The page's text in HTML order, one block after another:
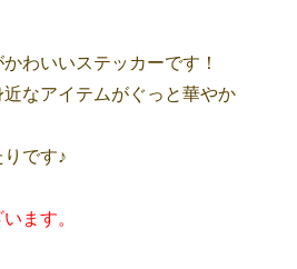
わいいステッカーです！
なアイテムがぐっと華やか
です♪
ます。